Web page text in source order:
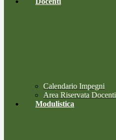
Calendario Impegni
Area Riservata Docenti
Modulistica